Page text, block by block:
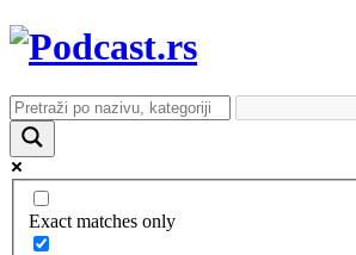
Exact matches only